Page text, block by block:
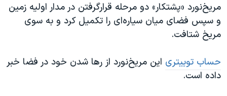
مریخ‌نورد «پشتکار» دو مرحله قرارگرفتن در مدار اولیه زمین
و سپس فضای میان‌ سیاره‌ای را تکمیل کرد و به سوی
مریخ شتافت.
حساب توییتری این مریخ‌نورد از رها شدن خود در فضا خبر
داده است.